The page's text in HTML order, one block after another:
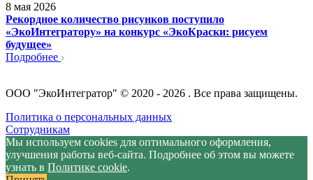
8 мая 2026
Рекордное количество рисунков поступило
«ЭкоИнтегратору» на конкурс «ЭкоКраски: рисуем
будущее»
Подробнее
ООО "ЭкоИнтегратор" © 2020 - 2026 . Все права защищены.
Политика о персональных данных
Сотрудникам
Мы используем cookies для оптимального оформления,
улучшения работы веб-сайта. Подробнее об этом вы можете
узнать в Политике cookie.